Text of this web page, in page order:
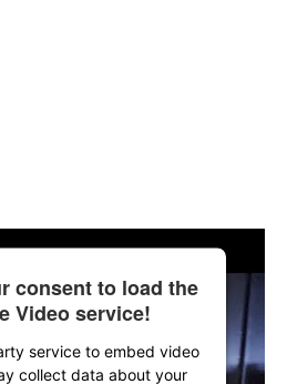
consent to load the
Video service!
service to embed video
collect data about your